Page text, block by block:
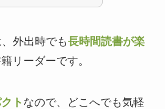
外出時でも長時間読書が楽
リーダーです。
トなので、どこへでも気軽